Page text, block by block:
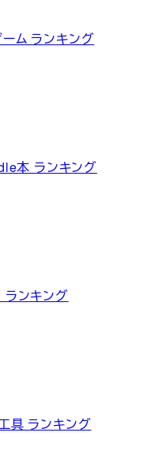
ム ランキング
本 ランキング
ランキング
具 ランキング